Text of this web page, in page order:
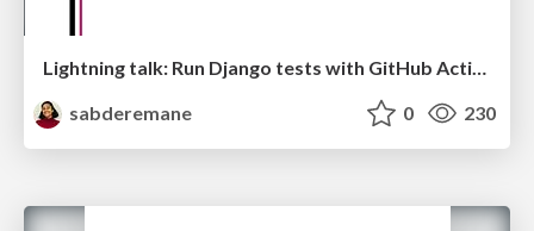
Lightning talk: Run Django tests with GitHub Actions
sabderemane
0 230